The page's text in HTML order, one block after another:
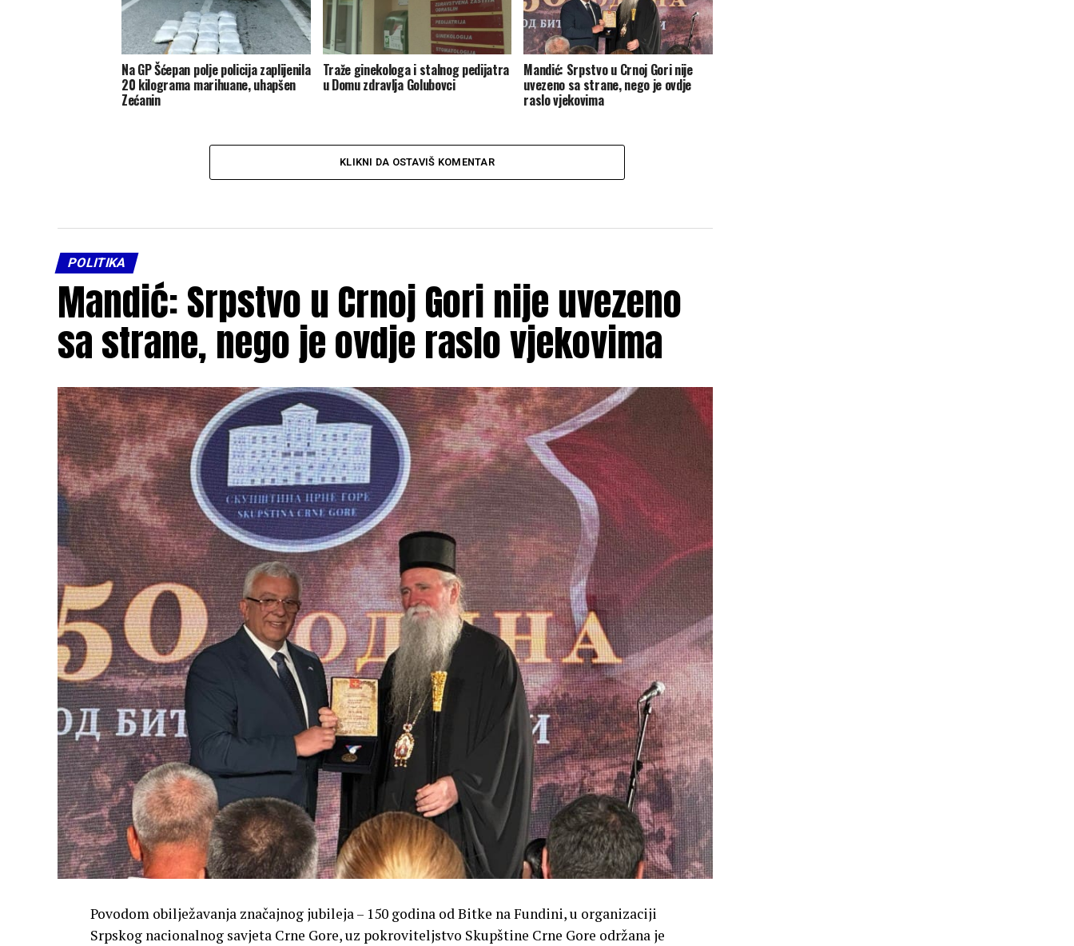
Na GP Šćepan polje policija zaplijenila
20 kilograma marihuane, uhapšen
Zećanin
Traže ginekologa i stalnog pedijatra
u Domu zdravlja Golubovci
Mandić: Srpstvo u Crnoj Gori nije
uvezeno sa strane, nego je ovdje
raslo vjekovima
KLIKNI DA OSTAVIŠ KOMENTAR
POLITIKA
Mandić: Srpstvo u Crnoj Gori nije uvezeno
sa strane, nego je ovdje raslo vjekovima
Povodom obilježavanja značajnog jubileja – 150 godina od Bitke na Fundini, u organizaciji
Srpskog nacionalnog savjeta Crne Gore, uz pokroviteljstvo Skupštine Crne Gore održana je